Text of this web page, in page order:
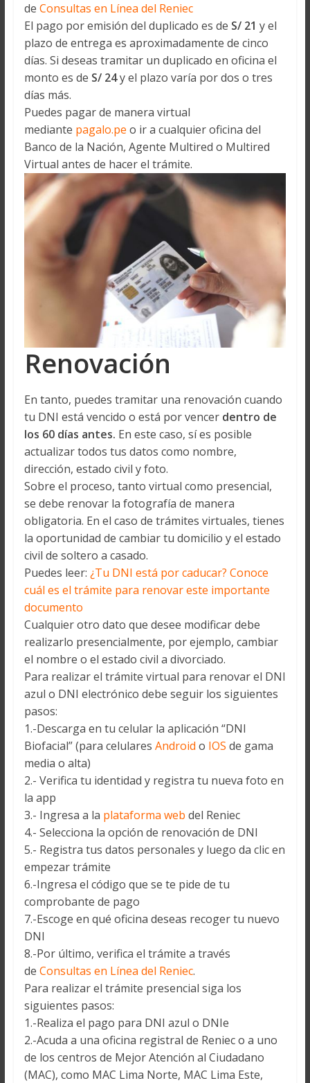
de Consultas en Línea del Reniec
El pago por emisión del duplicado es de S/ 21 y el
plazo de entrega es aproximadamente de cinco
días. Si deseas tramitar un duplicado en oficina el
monto es de S/ 24y el plazo varía por dos o tres
días más.
Puedes pagar de manera virtual
mediante pagalo.pe o ir a cualquier oficina del
Banco de la Nación, Agente Multired o Multired
Virtual antes de hacer el trámite.
Renovación
En tanto, puedes tramitar una renovación cuando
tu DNI está vencido o está por vencer dentro de
los 60 días antes. En este caso, sí es posible
actualizar todos tus datos como nombre,
dirección, estado civil y foto.
Sobre el proceso, tanto virtual como presencial,
se debe renovar la fotografía de manera
obligatoria. En el caso de trámites virtuales, tienes
la oportunidad de cambiar tu domicilio y el estado
civil de soltero a casado.
Puedes leer: ¿Tu DNI está por caducar? Conoce
cuál es el trámite para renovar este importante
documento
Cualquier otro dato que desee modificar debe
realizarlo presencialmente, por ejemplo, cambiar
el nombre o el estado civil a divorciado.
Para realizar el trámite virtual para renovar el DNI
azul o DNI electrónico debe seguir los siguientes
pasos:
1.-Descarga en tu celular la aplicación “DNI
Biofacial” (para celulares Android o IOS de gama
media o alta)
2.- Verifica tu identidad y registra tu nueva foto en
la app
3.- Ingresa a la plataforma web del Reniec
4.- Selecciona la opción de renovación de DNI
5.- Registra tus datos personales y luego da clic en
empezar trámite
6.-Ingresa el código que se te pide de tu
comprobante de pago
7.-Escoge en qué oficina deseas recoger tu nuevo
DNI
8.-Por último, verifica el trámite a través
de Consultas en Línea del Reniec.
Para realizar el trámite presencial siga los
siguientes pasos:
1.-Realiza el pago para DNI azul o DNIe
2.-Acuda a una oficina registral de Reniec o a uno
de los centros de Mejor Atención al Ciudadano
(MAC), como MAC Lima Norte, MAC Lima Este,